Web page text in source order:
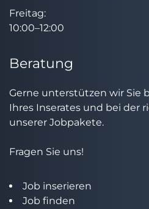
Freitag:
10:00–12:00
Beratung
Gerne unterstützen wir Sie
Ihres Inserates und bei der
unserer Jobpakete.
Fragen Sie uns!
Job inserieren
Job finden